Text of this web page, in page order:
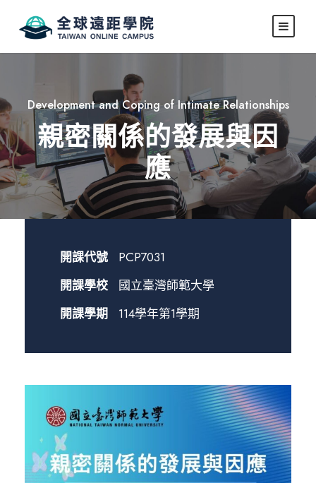
Development and Coping of Intimate Relationships
親密關係的發展與因
應
開課代號
PCP7031
開課學校
國立臺灣師範大學
開課學期
114學年第1學期